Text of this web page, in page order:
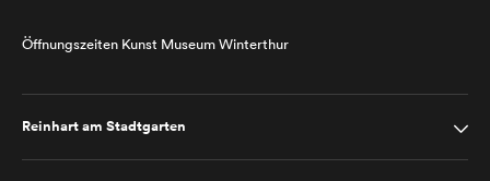
Öffnungszeiten Kunst Museum Winterthur
Reinhart am Stadtgarten